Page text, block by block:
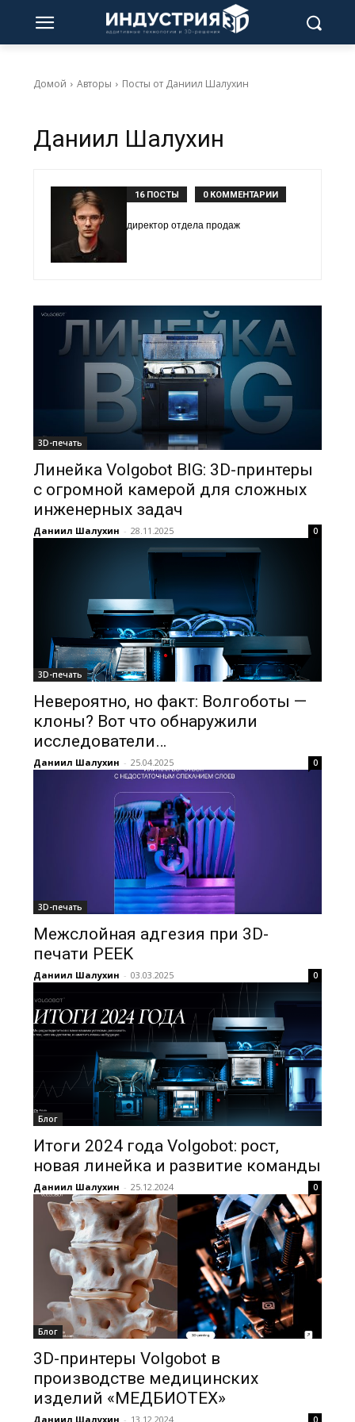
Домой Авторы Посты от Даниил Шалухин
Даниил Шалухин
16 ПОСТЫ 0 КОММЕНТАРИИ
директор отдела продаж
3D-печать
Линейка Volgobot BIG: 3D-принтеры
с огромной камерой для сложных
инженерных задач
Даниил Шалухин - 28.11.2025 0
3D-печать
Невероятно, но факт: Волгоботы —
клоны? Вот что обнаружили
исследователи…
Даниил Шалухин - 25.04.2025 0
3D-печать
Межслойная адгезия при 3D-
печати PEEK
Даниил Шалухин - 03.03.2025 0
Блог
Итоги 2024 года Volgobot: рост,
новая линейка и развитие команды
Даниил Шалухин - 25.12.2024 0
Блог
3D-принтеры Volgobot в
производстве медицинских
изделий «МЕДБИОТЕХ»
Даниил Шалухин - 13.12.2024 0